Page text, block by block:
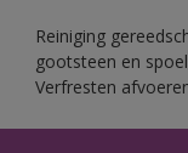
Reiniging
gootsteen en
Verfresten